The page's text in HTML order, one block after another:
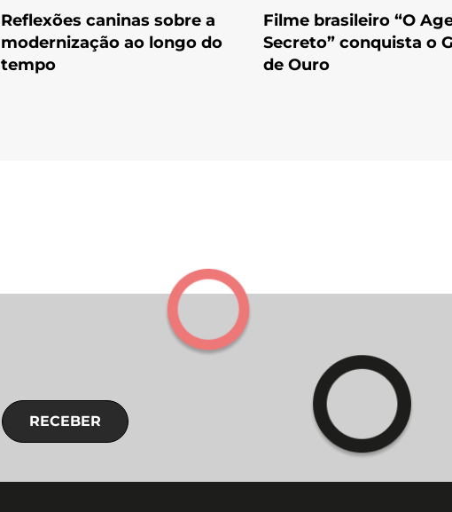
Reflexões caninas sobre a
modernização ao longo do
tempo
Filme brasileiro “O
Secreto” conquista o
de Ouro
RECEBER